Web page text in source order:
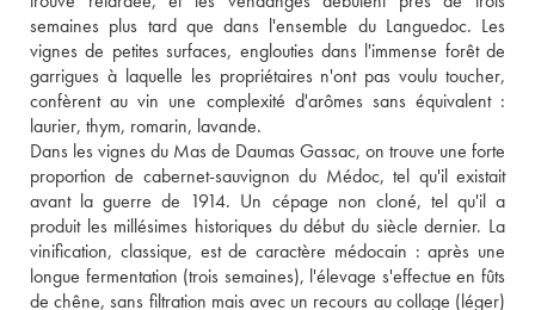
semaines plus tard que dans l'ensemble du Languedoc. Les
vignes de petites surfaces, englouties dans l'immense forêt de
garrigues à laquelle les propriétaires n'ont pas voulu toucher,
confèrent au vin une complexité d'arômes sans équivalent :
laurier, thym, romarin, lavande.
Dans les vignes du Mas de Daumas Gassac, on trouve une forte
proportion de cabernet-sauvignon du Médoc, tel qu'il existait
avant la guerre de 1914. Un cépage non cloné, tel qu'il a
produit les millésimes historiques du début du siècle dernier. La
vinification, classique, est de caractère médocain : après une
longue fermentation (trois semaines), l'élevage s'effectue en fûts
de chêne, sans filtration mais avec un recours au collage (léger)